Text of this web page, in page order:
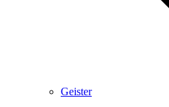
Geister